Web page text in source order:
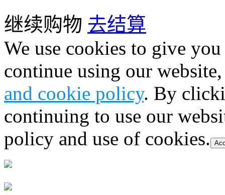
继续购物 去结算
We use cookies to give
continue using our
and cookie policy. By
continuing to use our
policy and use of cookies.